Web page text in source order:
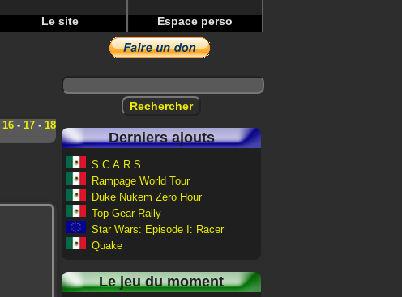
Le site Espace perso
16- 17- 18
Derniers ajouts
S.C.A.R.S.
Rampage World Tour
Duke Nukem Zero Hour
Top Gear Rally
Star Wars: Episode I: Racer
Quake
Le jeu du moment